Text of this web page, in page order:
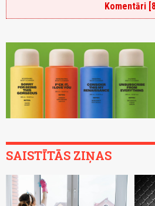
Komentāri
SAISTĪTĀS ZIŅAS